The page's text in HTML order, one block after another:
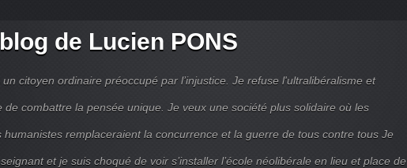
de Lucien PONS
un citoyen ordinaire préoccupé par l’injustice. Je refuse l'ultralibéralisme et
de combattre la pensée unique. Je veux une société plus solidaire où les
humanistes remplaceraient la concurrence et la guerre de tous contre tous Je
et je suis choqué de voir s’installer l’école néolibérale en lieu et place de